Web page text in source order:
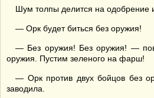
Шум толпы делится на одобрение
— Орк будет биться без оружия!
— Без оружия! Без оружия! —
оружия. Пустим зеленого на фарш!
— Орк против двух бойцов без
заводила.